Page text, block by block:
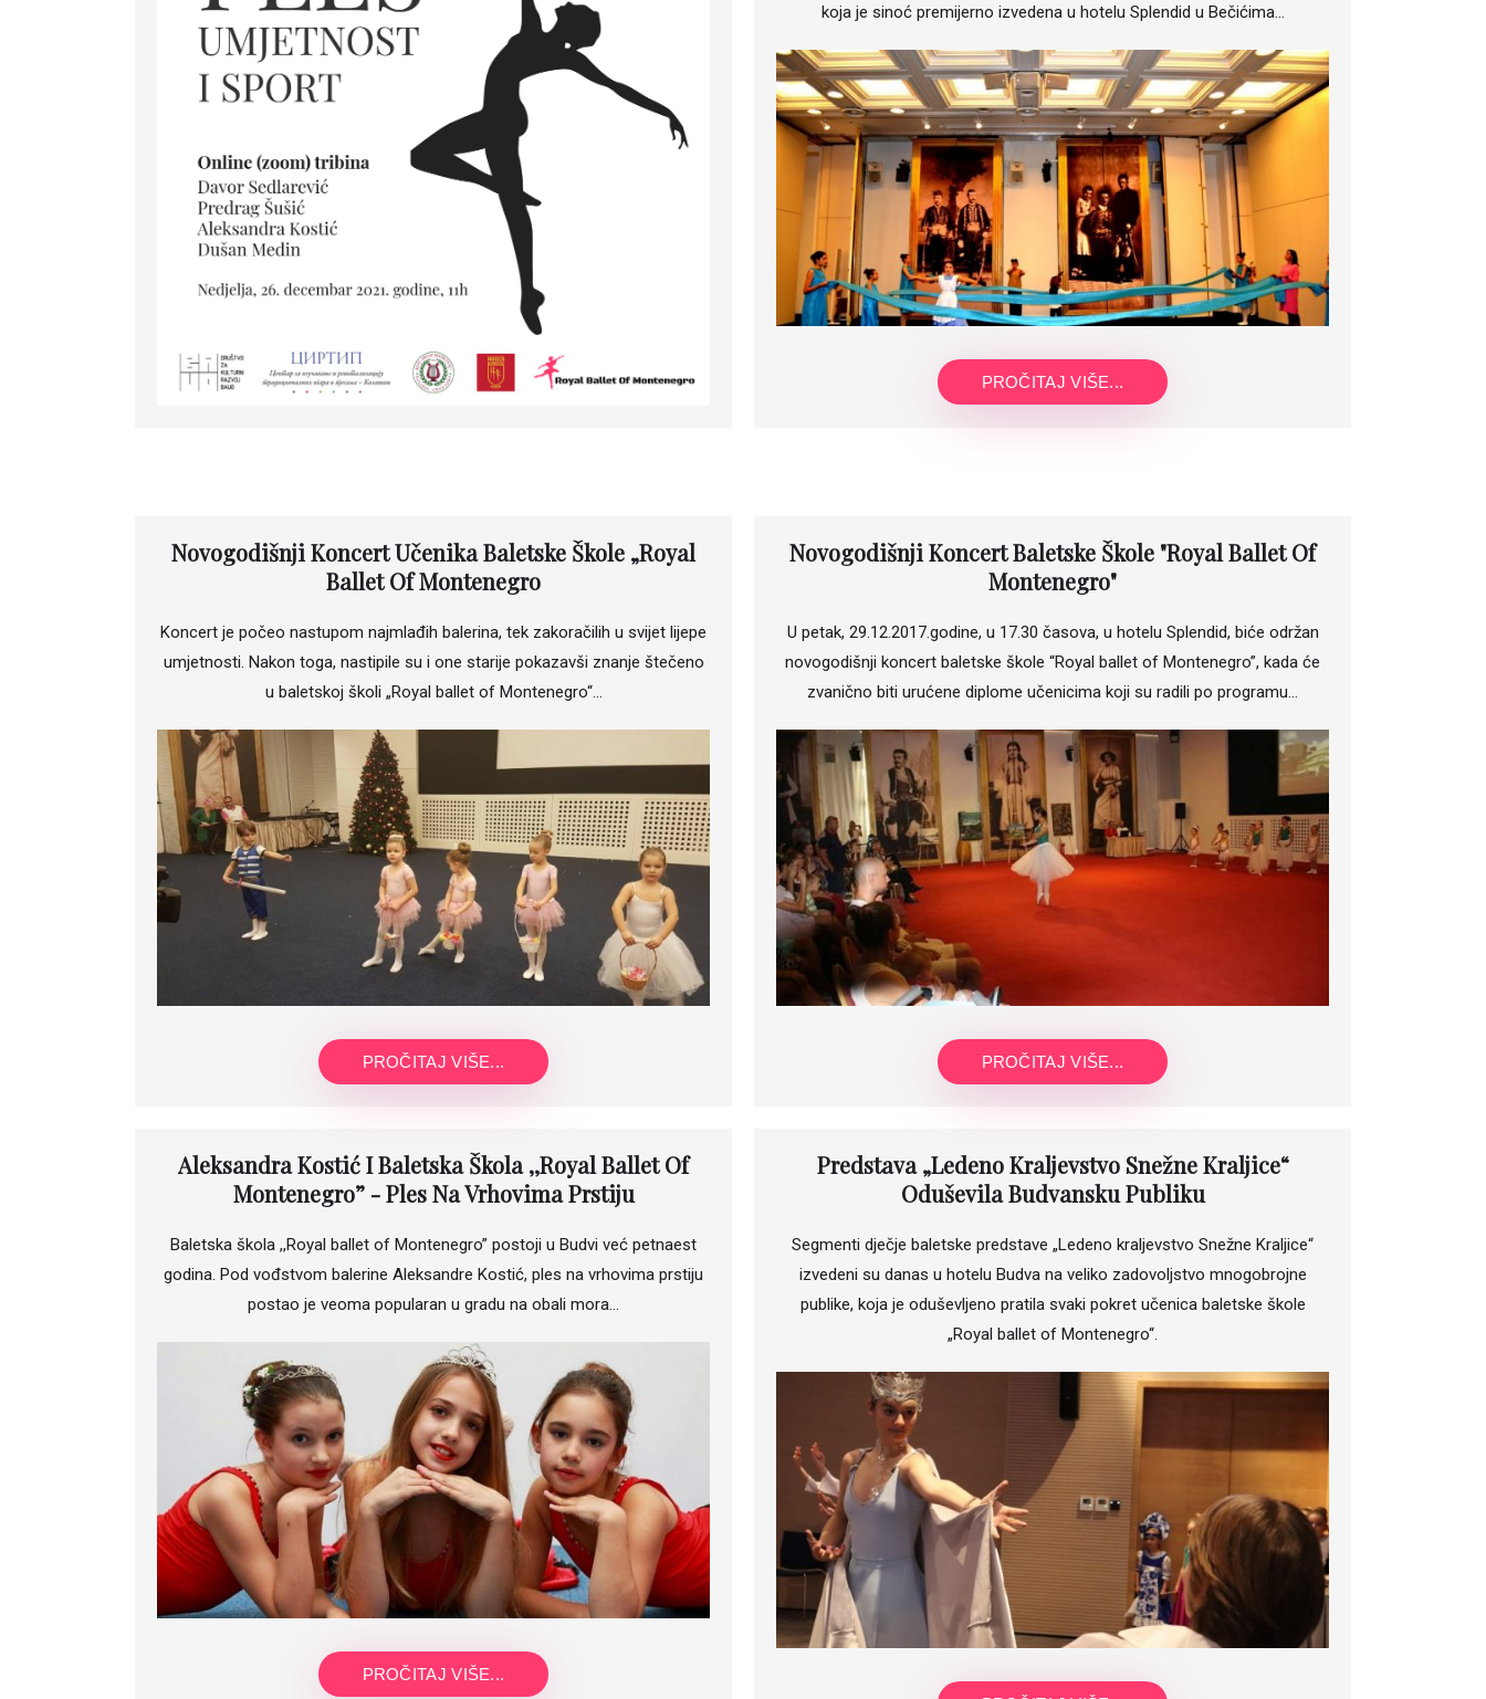
koja je sinoć premijerno izvedena u hotelu Splendid u Bečićima…
PROČITAJ VIŠE...
Novogodišnji Koncert Učenika Baletske Škole „Royal
Ballet Of Montenegro
Koncert je počeo nastupom najmlađih balerina, tek zakoračilih u svijet lijepe
umjetnosti. Nakon toga, nastipile su i one starije pokazavši znanje štečeno
u baletskoj školi „Royal ballet of Montenegro“…
PROČITAJ VIŠE...
Novogodišnji Koncert Baletske Škole "Royal Ballet Of
Montenegro"
U petak, 29.12.2017.godine, u 17.30 časova, u hotelu Splendid, biće održan
novogodišnji koncert baletske škole “Royal ballet of Montenegro”, kada će
zvanično biti urućene diplome učenicima koji su radili po programu…
PROČITAJ VIŠE...
Aleksandra Kostić I Baletska Škola ,,Royal Ballet Of
Montenegro” - Ples Na Vrhovima Prstiju
Baletska škola ,,Royal ballet of Montenegro” postoji u Budvi već petnaest
godina. Pod vođstvom balerine Aleksandre Kostić, ples na vrhovima prstiju
postao je veoma popularan u gradu na obali mora…
PROČITAJ VIŠE...
Predstava „Ledeno Kraljevstvo Snežne Kraljice“
Oduševila Budvansku Publiku
Segmenti dječje baletske predstave „Ledeno kraljevstvo Snežne Kraljice“
izvedeni su danas u hotelu Budva na veliko zadovoljstvo mnogobrojne
publike, koja je oduševljeno pratila svaki pokret učenica baletske škole
„Royal ballet of Montenegro“.